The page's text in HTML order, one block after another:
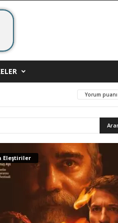
Yorum puanı
Eleştiriler